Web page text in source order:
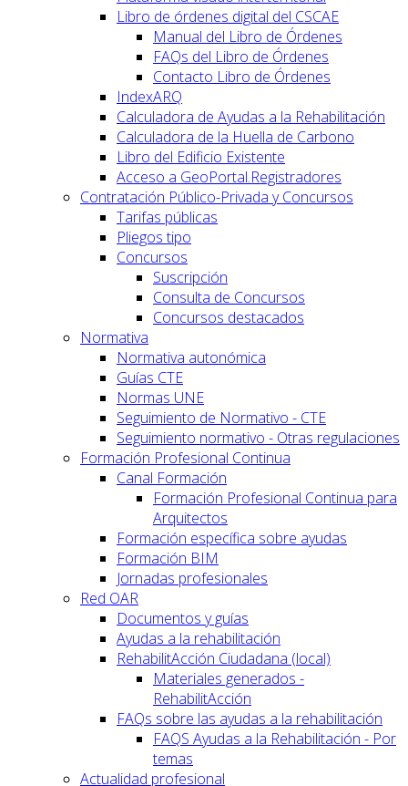
Libro de órdenes digital del CSCAE
Manual del Libro de Órdenes
FAQs del Libro de Órdenes
Contacto Libro de Órdenes
IndexARQ
Calculadora de Ayudas a la Rehabilitación
Calculadora de la Huella de Carbono
Libro del Edificio Existente
Acceso a GeoPortal.Registradores
Contratación Público-Privada y Concursos
Tarifas públicas
Pliegos tipo
Concursos
Suscripción
Consulta de Concursos
Concursos destacados
Normativa
Normativa autonómica
Guías CTE
Normas UNE
Seguimiento de Normativo - CTE
Seguimiento normativo - Otras regulaciones
Formación Profesional Continua
Canal Formación
Formación Profesional Continua para
Arquitectos
Formación específica sobre ayudas
Formación BIM
Jornadas profesionales
Red OAR
Documentos y guías
Ayudas a la rehabilitación
RehabilitAcción Ciudadana (local)
Materiales generados -
RehabilitAcción
FAQs sobre las ayudas a la rehabilitación
FAQS Ayudas a la Rehabilitación - Por
temas
Actualidad profesional